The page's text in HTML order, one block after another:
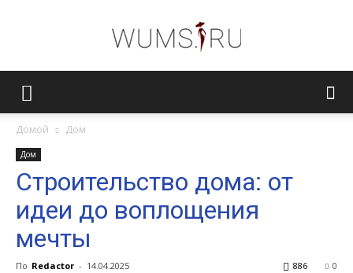
Домой Дом
Дом
Строительство дома: от
идеи до воплощения
мечты
По Redactor - 14.04.2025 0
886